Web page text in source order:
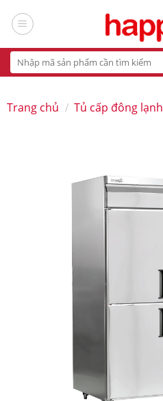
Tìm
kiếm:
Trang chủ / Tủ cấp đông lạnh